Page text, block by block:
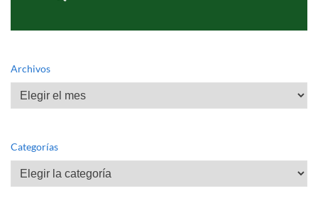
Archivos
Archivos
Categorías
Categorías